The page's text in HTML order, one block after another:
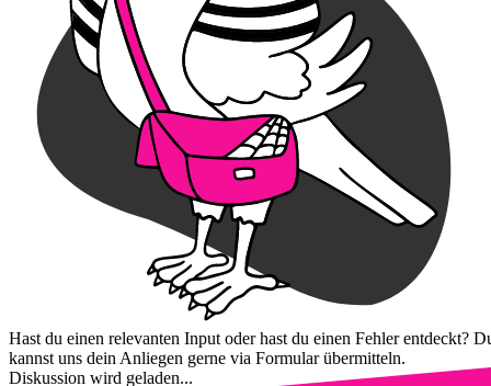
Hast du einen relevanten Input oder hast du einen Fehler entdeckt?
kannst uns dein Anliegen gerne via Formular übermitteln.
Diskussion wird geladen...